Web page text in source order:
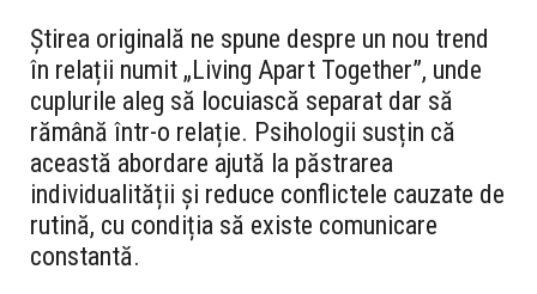
Știrea originală ne spune despre un nou trend
în relații numit „Living Apart Together”, unde
cuplurile aleg să locuiască separat dar să
rămână într-o relație. Psihologii susțin că
această abordare ajută la păstrarea
individualității și reduce conflictele cauzate de
rutină, cu condiția să existe comunicare
constantă.